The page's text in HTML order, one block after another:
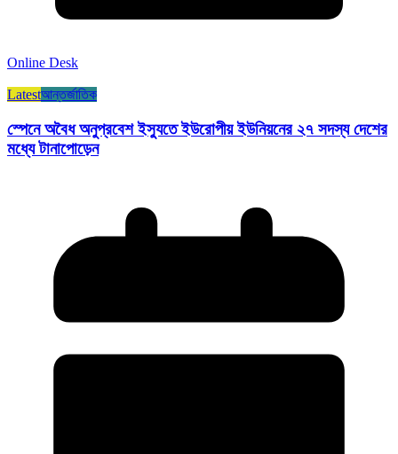
Online Desk
Latestআন্তর্জাতিক
স্পেনে অবৈধ অনুপ্রবেশ ইস্যুতে ইউরোপীয় ইউনিয়নের ২৭ সদস্য দেশের
মধ্যে টানাপোড়েন